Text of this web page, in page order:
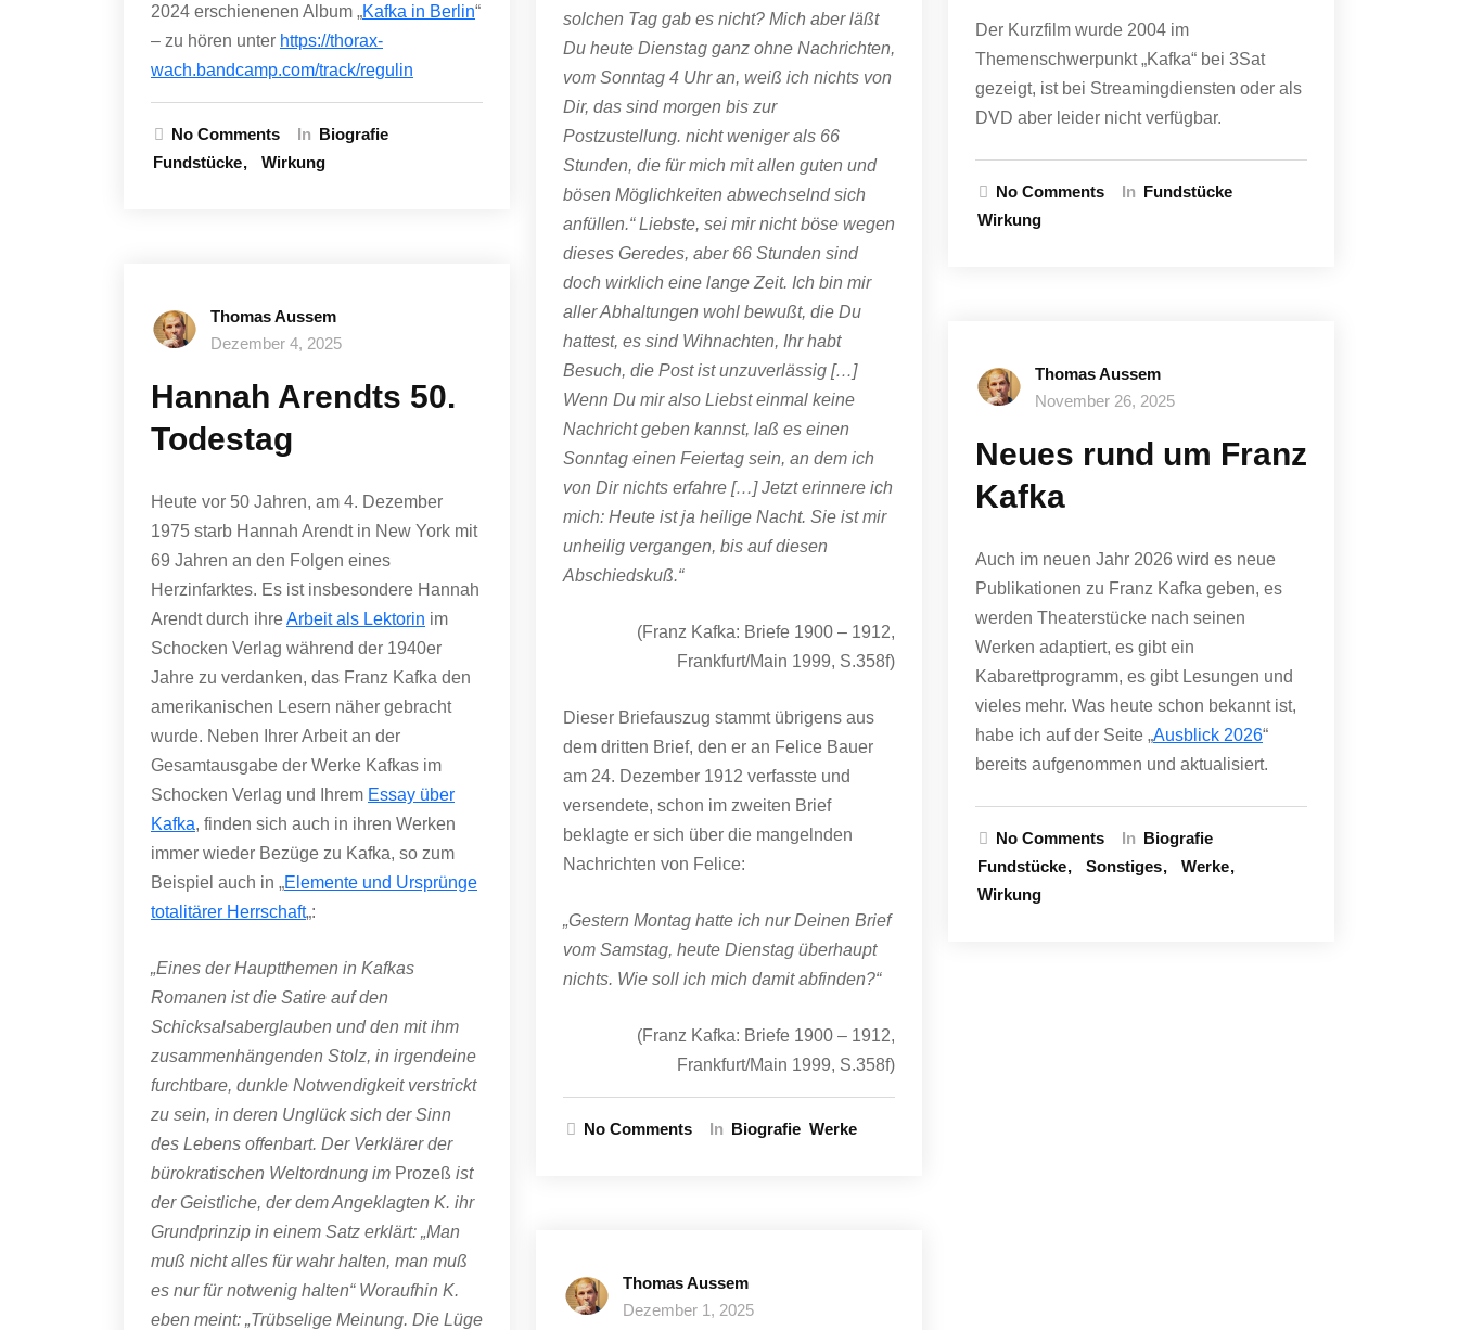
2024 erschienenen Album „Kafka in Berlin“
– zu hören unter https://thorax-
wach.bandcamp.com/track/regulin
No Comments In Biografie
Fundstücke
Wirkung
Thomas Aussem
Dezember 4, 2025
Hannah Arendts 50.
Todestag
Heute vor 50 Jahren, am 4. Dezember
1975 starb Hannah Arendt in New York mit
69 Jahren an den Folgen eines
Herzinfarktes. Es ist insbesondere Hannah
Arendt durch ihreArbeit als Lektorin im
Schocken Verlag während der 1940er
Jahre zu verdanken, das Franz Kafka den
amerikanischen Lesern näher gebracht
wurde. Neben Ihrer Arbeit an der
Gesamtausgabe der Werke Kafkas im
Schocken Verlag und Ihrem Essay über
Kafka, finden sich auch in ihren Werken
immer wieder Bezüge zu Kafka, so zum
Beispiel auch in „Elemente und Ursprünge
totalitärer Herrschaft„:
„Eines der Hauptthemen in Kafkas
Romanen ist die Satire auf den
Schicksalsaberglauben und den mit ihm
zusammenhängenden Stolz, in irgendeine
furchtbare, dunkle Notwendigkeit verstrickt
zu sein, in deren Unglück sich der Sinn
des Lebens offenbart. Der Verklärer der
bürokratischen Weltordnung im Prozeß ist
der Geistliche, der dem Angeklagten K. ihr
Grundprinzip in einem Satz erklärt: „Man
muß nicht alles für wahr halten, man muß
es nur für notwenig halten“ Woraufhin K.
eben meint: „Trübselige Meinung. Die Lüge
solchen Tag gab es nicht? Mich aber läßt
Du heute Dienstag ganz ohne Nachrichten,
vom Sonntag 4 Uhr an, weiß ich nichts von
Dir, das sind morgen bis zur
Postzustellung. nicht weniger als 66
Stunden, die für mich mit allen guten und
bösen Möglichkeiten abwechselnd sich
anfüllen.“ Liebste, sei mir nicht böse wegen
dieses Geredes, aber 66 Stunden sind
doch wirklich eine lange Zeit. Ich bin mir
aller Abhaltungen wohl bewußt, die Du
hattest, es sind Wihnachten, Ihr habt
Besuch, die Post ist unzuverlässig […]
Wenn Du mir also Liebst einmal keine
Nachricht geben kannst, laß es einen
Sonntag einen Feiertag sein, an dem ich
von Dir nichts erfahre […] Jetzt erinnere ich
mich: Heute ist ja heilige Nacht. Sie ist mir
unheilig vergangen, bis auf diesen
Abschiedskuß.“
(Franz Kafka: Briefe 1900 – 1912,
Frankfurt/Main 1999, S.358f)
Dieser Briefauszug stammt übrigens aus
dem dritten Brief, den er an Felice Bauer
am 24. Dezember 1912 verfasste und
versendete, schon im zweiten Brief
beklagte er sich über die mangelnden
Nachrichten von Felice:
„Gestern Montag hatte ich nur Deinen Brief
vom Samstag, heute Dienstag überhaupt
nichts. Wie soll ich mich damit abfinden?“
(Franz Kafka: Briefe 1900 – 1912,
Frankfurt/Main 1999, S.358f)
No Comments In Biografie Werke
Thomas Aussem
Dezember 1, 2025
Der Kurzfilm wurde 2004 im
Themenschwerpunkt „Kafka“ bei 3Sat
gezeigt, ist bei Streamingdiensten oder als
DVD aber leider nicht verfügbar.
No Comments In Fundstücke
Wirkung
Thomas Aussem
November 26, 2025
Neues rund um Franz
Kafka
Auch im neuen Jahr 2026 wird es neue
Publikationen zu Franz Kafka geben, es
werden Theaterstücke nach seinen
Werken adaptiert, es gibt ein
Kabarettprogramm, es gibt Lesungen und
vieles mehr. Was heute schon bekannt ist,
habe ich auf der Seite „Ausblick 2026“
bereits aufgenommen und aktualisiert.
No Comments In Biografie
Fundstücke
Sonstiges
Werke
Wirkung